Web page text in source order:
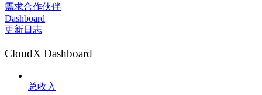
需求合作伙伴
Dashboard
更新日志
CloudX Dashboard
总收入